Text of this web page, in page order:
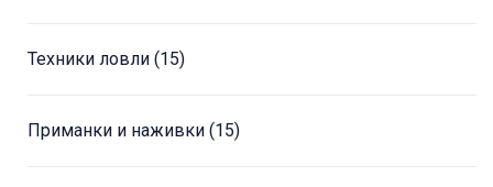
Техники ловли (15)
Приманки и наживки (15)